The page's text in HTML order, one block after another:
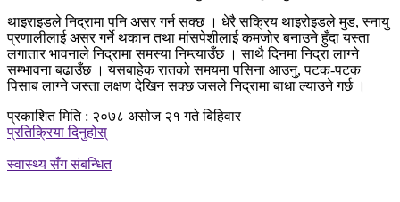
थाइराइडले निद्रामा पनि असर गर्न सक्छ । धेरै सक्रिय थाइरोइडले मुड, स्नायु
प्रणालीलाई असर गर्ने थकान तथा मांसपेशीलाई कमजोर बनाउने हुँदा यस्ता
लगातार भावनाले निद्रामा समस्या निम्त्याउँछ । साथै दिनमा निद्रा लाग्ने
सम्भावना बढाउँछ । यसबाहेक रातको समयमा पसिना आउनु, पटक-पटक
पिसाब लाग्ने जस्ता लक्षण देखिन सक्छ जसले निद्रामा बाधा ल्याउने गर्छ ।
प्रकाशित मिति : २०७८ असोज २१ गते बिहिवार
प्रतिक्रिया दिनुहोस्
स्वास्थ्य सँग संबन्धित